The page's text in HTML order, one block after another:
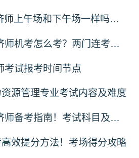
2026年中级经济师上午场和下午场一样吗？考题有区别吗？
2026年中级经济师机考怎么考？两门连考怎么安排？
考试报考时间节点
源管理专业考试内容及难度
2026年中级经济师备考指南！考试科目及取证条件
效提分方法！考场得分攻略